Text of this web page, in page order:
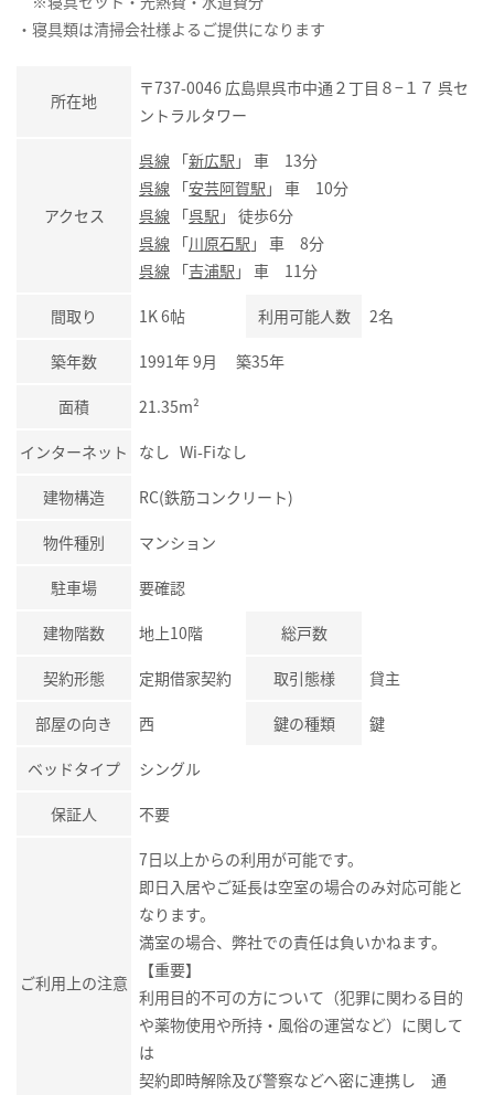
・寝具類は清掃会社様よるご提供になります
所在地
〒737-0046 広島県呉市中通２丁目８−１７ 呉セ
ントラルタワー
アクセス
呉線 「新広駅 」 車 13分
呉線 「安芸阿賀駅 」 車 10分
呉線 「呉駅 」 徒歩6分
呉線 「川原石駅 」 車 8分
呉線 「吉浦駅 」 車 11分
間取り 1K 6帖 利用可能人数 2名
築年数 1991年 9月 築35年
面積 21.35m²
インターネット なし Wi-Fiなし
建物構造 RC(鉄筋コンクリート)
物件種別 マンション
駐車場 要確認
建物階数 地上10階 総戸数
契約形態 定期借家契約 取引態様 貸主
部屋の向き 西 鍵の種類 鍵
ベッドタイプ シングル
保証人 不要
ご利用上の注意
7日以上からの利用が可能です。
即日入居やご延長は空室の場合のみ対応可能と
なります。
満室の場合、弊社での責任は負いかねます。
【重要】
利用目的不可の方について（犯罪に関わる目的
や薬物使用や所持・風俗の運営など）に関して
は
契約即時解除及び警察などへ密に連携し 通